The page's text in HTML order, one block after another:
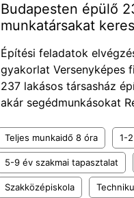
Budapesten épülő
munkatársakat
Építési feladatok
gyakorlat Versenyképes
237 lakásos társasház
akár segédmunkásokat
Teljes munkaidő 8 óra 1-
5-9 év szakmai tapasztalat
Szakközépiskola